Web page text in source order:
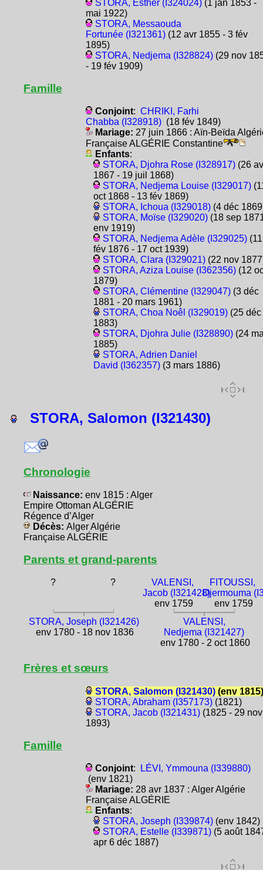
STORA, Esther (I324024)(1 jan 1853 -
mai 1922)
STORA, Messaouda
Fortunée (I321361)(12 avr 1855 - 3 fév
1895)
STORA, Nedjema (I328824)(29 nov
- 19 fév 1909)
Famille
Conjoint: CHRIKI, Farhi
Chabba (I328918)(18 fév 1849)
Mariage: 27 juin 1866 : Aïn-Beïda
Française ALGÉRIE Constantine
Enfants:
STORA, Djohra Rose (I328917)(26
1867 - 19 juil 1868)
STORA, Nedjema Louise (I329017)
oct 1868 - 13 fév 1869)
STORA, Ichoua (I329018)(4 déc
STORA, Moïse (I329020)(18 sep
env 1919)
STORA, Nedjema Adèle (I329025)(11
fév 1876 - 17 oct 1939)
STORA, Clara (I329021)(22 nov
STORA, Aziza Louise (I362356)(12
1879)
STORA, Clémentine (I329047)(3 déc
1881 - 20 mars 1961)
STORA, Choa Noêl (I329019)(25 déc
1883)
STORA, Djohra Julie (I328890)(24
1885)
STORA, Adrien Daniel
David (I362357)(3 mars 1886)
STORA, Salomon (I321430)
Chronologie
Naissance: env 1815 : Alger
Empire Ottoman ALGÉRIE
Régence d’Alger
Décès: Alger Algérie
Française ALGÉRIE
Parents et grand-parents
? ?
VALENSI,
Jacob (I321428)
env 1759
FITOUSSI,
Djermouma
env 1759
STORA, Joseph (I321426)
env 1780 - 18 nov 1836
VALENSI,
Nedjema (I321427)
env 1780 - 2 oct 1860
Frères et sœurs
STORA, Salomon (I321430)(env 1815)
STORA, Abraham (I357173)(1821)
STORA, Jacob (I321431)(1825 - 29 nov
1893)
Famille
Conjoint:
LÉVI, Ymmouna (I339880)
(env 1821)
Mariage: 28 avr 1837 : Alger Algérie
Française ALGÉRIE
Enfants:
STORA, Joseph (I339874)(env 1842)
STORA, Estelle (I339871)(5 août
apr 6 déc 1887)